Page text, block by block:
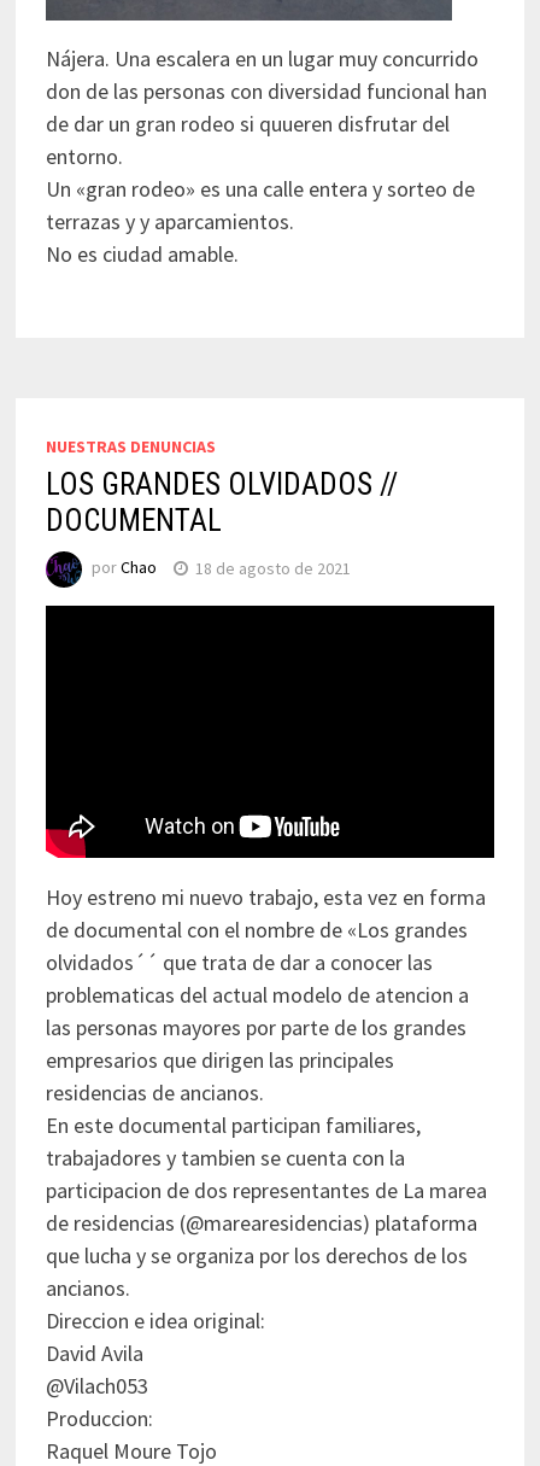
Nájera. Una escalera en un lugar muy concurrido
don de las personas con diversidad funcional han
de dar un gran rodeo si quueren disfrutar del
entorno.
Un «gran rodeo» es una calle entera y sorteo de
terrazas y y aparcamientos.
No es ciudad amable.
NUESTRAS DENUNCIAS
LOS GRANDES OLVIDADOS //
DOCUMENTAL
porChao 18 de agosto de 2021
Hoy estreno mi nuevo trabajo, esta vez en forma
de documental con el nombre de «Los grandes
olvidados´´ que trata de dar a conocer las
problematicas del actual modelo de atencion a
las personas mayores por parte de los grandes
empresarios que dirigen las principales
residencias de ancianos.
En este documental participan familiares,
trabajadores y tambien se cuenta con la
participacion de dos representantes de La marea
de residencias (@marearesidencias) plataforma
que lucha y se organiza por los derechos de los
ancianos.
Direccion e idea original:
David Avila
@Vilach053
Produccion:
Raquel Moure Tojo